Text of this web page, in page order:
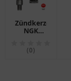
Zündkerze
NGK
für
Motorräder
(0)